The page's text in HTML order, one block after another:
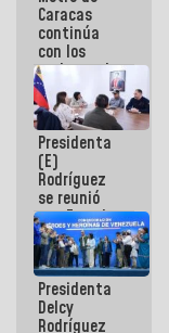
Caracas
continúa
con los
trabajos de
mantenimiento
e inspección
en la Línea 2
Presidenta
(E)
Rodríguez
se reunió
con Estado
Mayor
Eléctrico
para
abordar
planes de
acción
Presidenta
Delcy
Rodríguez